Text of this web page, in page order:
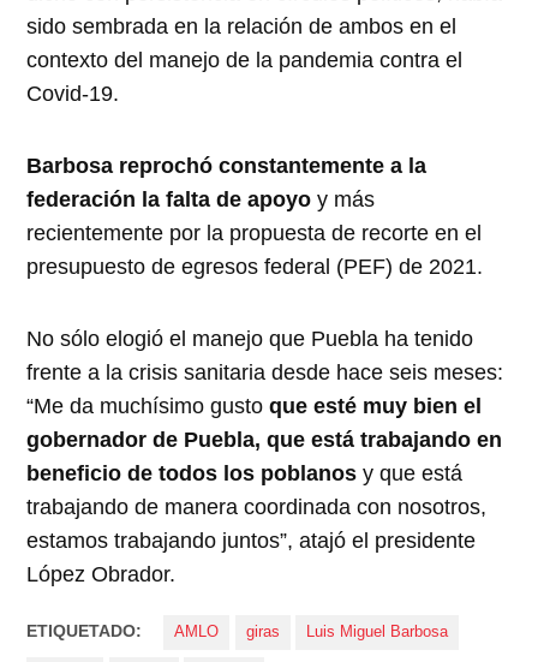
sido sembrada en la relación de ambos en el
contexto del manejo de la pandemia contra el
Covid-19.
Barbosa reprochó constantemente a la
federación la falta de apoyo y más
recientemente por la propuesta de recorte en el
presupuesto de egresos federal (PEF) de 2021.
No sólo elogió el manejo que Puebla ha tenido
frente a la crisis sanitaria desde hace seis meses:
“Me da muchísimo gustoque esté muy bien el
gobernador de Puebla, que está trabajando en
beneficio de todos los poblanos y que está
trabajando de manera coordinada con nosotros,
estamos trabajando juntos”, atajó el presidente
López Obrador.
ETIQUETADO: AMLO giras Luis Miguel Barbosa